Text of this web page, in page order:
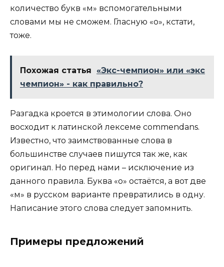
количество букв «м» вспомогательными
словами мы не сможем. Гласную «о», кстати,
тоже.
Похожая статья
«Экс-чемпион» или «экс
чемпион» - как правильно?
Разгадка кроется в этимологии слова. Оно
восходит к латинской лексеме commendans.
Известно, что заимствованные слова в
большинстве случаев пишутся так же, как
оригинал. Но перед нами – исключение из
данного правила. Буква «о» остаётся, а вот две
«м» в русском варианте превратились в одну.
Написание этого слова следует запомнить.
Примеры предложений